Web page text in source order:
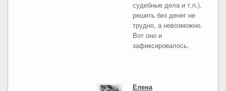
судебные дела и т.п.),
решить без денег не
трудно, а невозможно.
Вот оно и
зафиксировалось.
Елена